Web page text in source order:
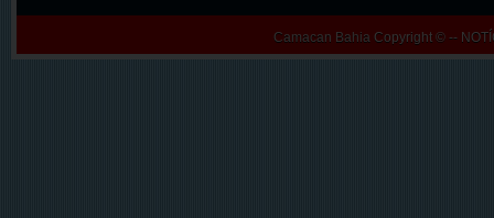
Camacan Bahia Copyright © --